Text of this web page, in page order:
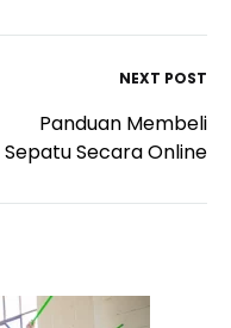
NEXT POST
Panduan Membeli
Sepatu Secara Online